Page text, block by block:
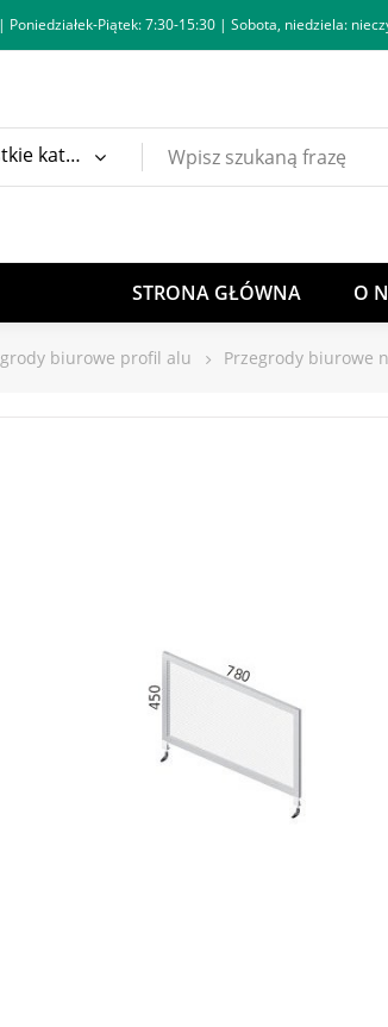
| Poniedziałek-Piątek: 7:30-15:30 | Sobota, niedziela:
Wszystkie kategorie
STRONA GŁÓWNA O
biurowe profil alu Przegrody biurowe